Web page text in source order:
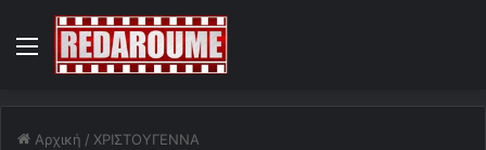
Menu
Αρχική / ΧΡΙΣΤΟΥΓΕΝΝΑ